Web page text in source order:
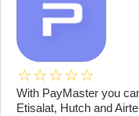
With PayMaster you
Etisalat, Hutch and